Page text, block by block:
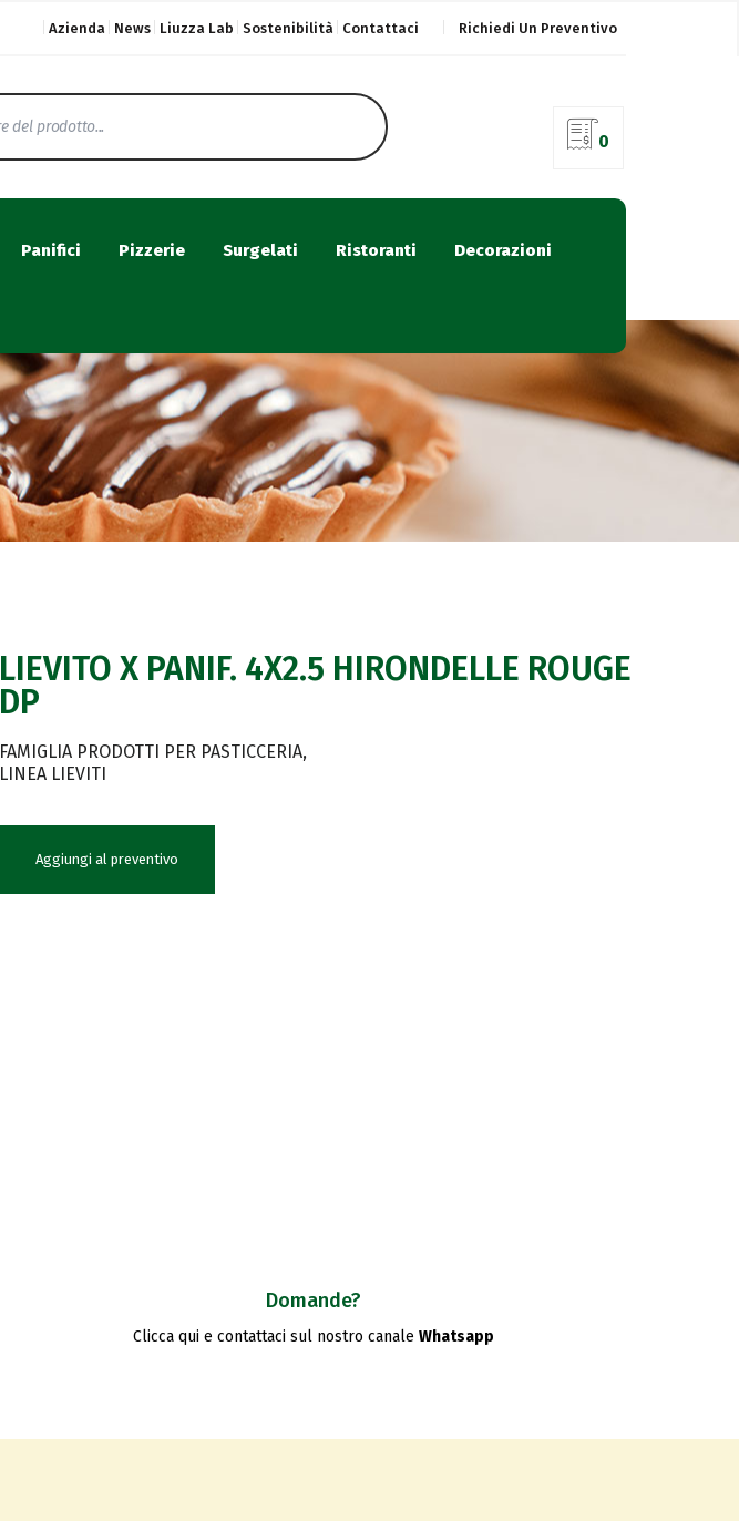
Azienda News Liuzza Lab Sostenibilità Contattaci Richiedi Un Preventivo
0
Panifici Pizzerie Surgelati Ristoranti Decorazioni
LIEVITO X PANIF. 4X2.5 HIRONDELLE ROUGE
DP
FAMIGLIA PRODOTTI PER PASTICCERIA
LINEA LIEVITI
Aggiungi al preventivo
Domande?
Clicca qui e contattaci sul nostro canale Whatsapp